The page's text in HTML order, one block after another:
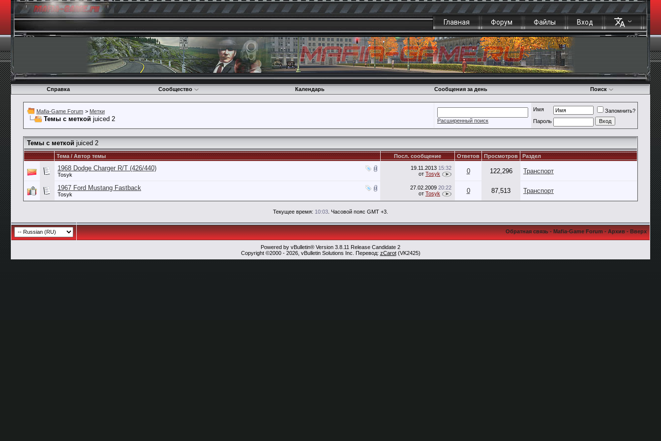
Главная Форум Файлы Вход
Справка Сообщество Календарь Сообщения за день Поиск
Mafia-Game Forum > Метки
Темы с меткой juiced 2 Расширенный поиск
Имя
Запомнить?
Пароль
Темы с меткой juiced 2
Тема / Автор темы Посл. сообщение Ответов Просмотров Раздел
1968 Dodge Charger R/T (426/440)
Tosyk
19.11.2013 15:32
от Tosyk 0 122,296 Транспорт
1967 Ford Mustang Fastback
Tosyk
27.02.2009 20:22
от Tosyk 0 87,513 Транспорт
Текущее время: 10:03 . Часовой пояс GMT +3.
Обратная связь-Mafia-Game Forum-Архив-Вверх
Powered by vBulletin® Version 3.8.11 Release Candidate 2
Copyright ©2000 - 2026, vBulletin Solutions Inc. Перевод: zCarot(VK2425)